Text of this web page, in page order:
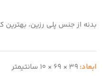
بدنه از جنس پلی رزین،
ابعاد: 39 × 69 × 10 سانتیمتر